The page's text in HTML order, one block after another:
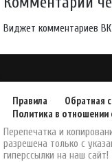
Виджет комментариев ВК
Правила
Обратная
Политика в отношении
Перепечатка и
разрешена только с
гиперссылки на наш сайт!